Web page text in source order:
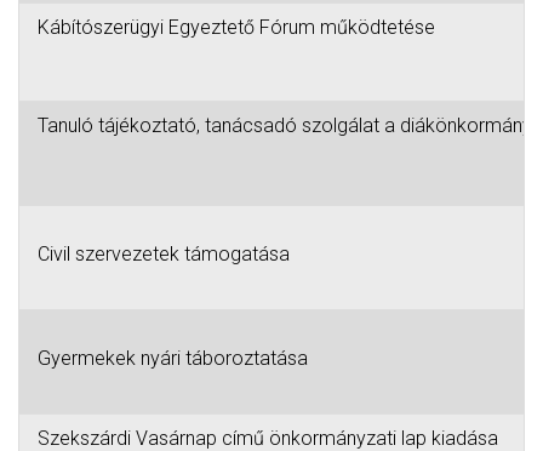
Kábítószerügyi Egyeztető Fórum működtetése
Tanuló tájékoztató, tanácsadó szolgálat a
Civil szervezetek támogatása
Gyermekek nyári táboroztatása
Szekszárdi Vasárnap című önkormányzati lap kiadása